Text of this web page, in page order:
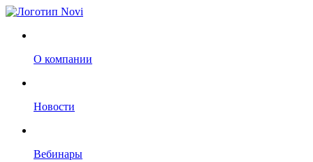
О компании
Новости
Вебинары